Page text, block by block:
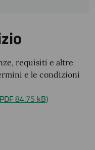
requisiti e altre
e le condizioni
84.75 kB)